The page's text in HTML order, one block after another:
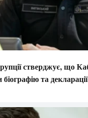
стверджує, що
та декларації